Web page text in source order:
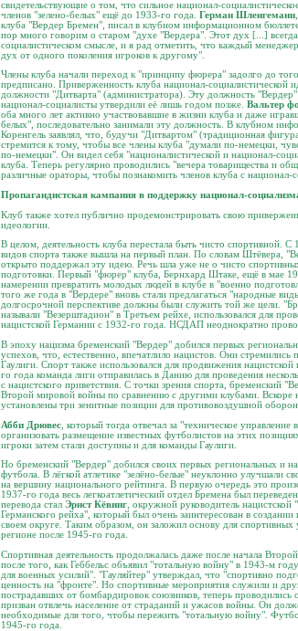
свидетельствующие о том, что сильное национал-
членов "зелено-белых" ещё до 1933-го года. Герман Шленгеманн
клуба "Вердер Бремен", писал в клубном информационном
пор много говорим о старом "духе "Вердера". Этот дух [...]
социалистическом смысле, и я рад отметить, что каждый
дух от одного поколения игроков к другому".
Члены клуба начали переход к "принципу фюрера" задолго до
предписано. Приверженность клуба национал-социалистической
должности "Дитварта" (администратора). Эту должность "Вердер"
национал-социалисты утвердили её лишь годом позже. Вальтер
оба много лет активно участвовавшие в жизни клуба и даже
белых", последовательно занимали эту должность. В клубном
Коренгель заявлял, что, будучи "Дитвартом" (традиционная
стремится к тому, чтобы все члены клуба "думали по-немецки,
по-немецки". Он видел себя "националистической и национал-
клуба. Теперь регулярно проводились "вечера товарищества и
различные ораторы, чтобы познакомить членов клуба с национал-
Пропагандистская кампания в поддержку национал-
Клуб также хотел публично продемонстрировать свою
идеологии.
В целом, деятельность клуба перестала быть чисто спортивной.
видов спорта также вышла на первый план. По словам Штёвера,
открыто поддержал эту идею. Речь шла уже не о чисто
подготовки. Первый "фюрер" клуба, Бернхард Штаке, ещё в мае
намерении превратить молодых людей в клубе в "военно
того же года в "Вердере" вновь стали предлагаться "народные
долгосрочной перспективе должны были служить той же цели.
называли "Везерштадион" в Третьем рейхе, использовался для
нацистской Германии с 1932-го года. НСДАП неоднократно
В эпоху нацизма бременский "Вердер" добился первых
успехов, что, естественно, впечатлило нацистов. Они
Гаулиги. Спорт также использовался для продвижения
го года команда лиги отправилась в Данию для проведения
с нацистского приветствия. С точки зрения спорта, бременский
Второй мировой войны по сравнению с другими клубами. Вскоре
установлены три зенитные позиции для противовоздушной
Абби Дрювес , который тогда отвечал за "техническое
организовать размещение известных футболистов на этих
игроки затем стали доступны и для команды Гаулиги.
Но бременский "Вердер" добился своих первых региональных и
футбола. В лёгкой атлетике "зелёно-белые" неуклонно улучшали
на вершину национального рейтинга. В первую очередь это
1937-го года весь легкоатлетический отдел Бремена был
перевода стал Эрнст Кёвинг , окружной руководитель
Германского рейха", который был очень заинтересован в создании
своем округе. Таким образом, он заложил основу для спортивных
регионе после 1945-го года.
Спортивная деятельность продолжалась даже после начала
после того, как Геббельс объявил "тотальную войну" в 1943-м
для военных усилий". "Гауляйтер" утверждал, что "спортивно
ценность на "фронте". Но спортивные мероприятия служили и
пострадавших от бомбардировок союзников, теперь проводились
призван отвлечь население от страданий и ужасов войны. Он
необходимые для того, чтобы пережить "тотальную войну".
1945-го года.